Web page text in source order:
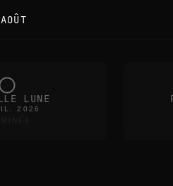
LUNE
2026